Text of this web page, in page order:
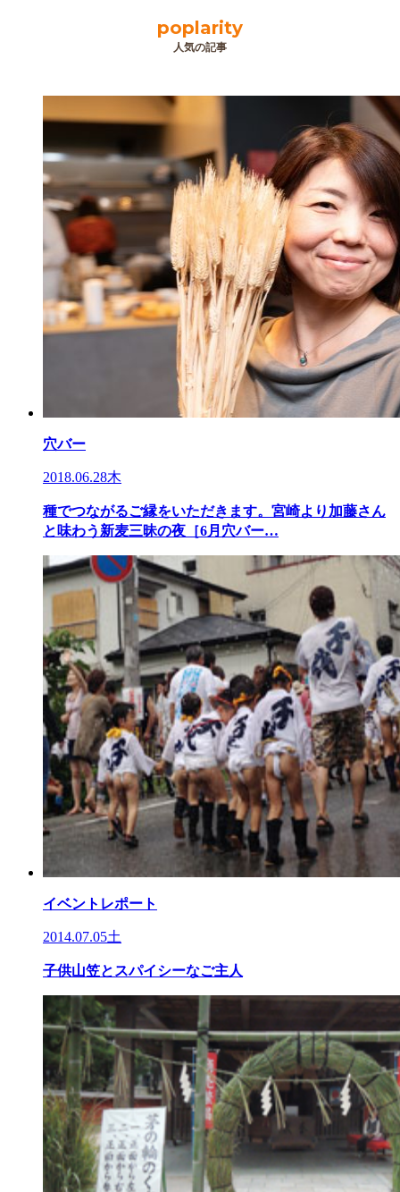
poplarity
人気の記事
穴バー
2018.06.28木
種でつながるご縁をいただきます。宮崎より加藤さん
と味わう新麦三昧の夜［6月穴バー…
イベントレポート
2014.07.05土
子供山笠とスパイシーなご主人